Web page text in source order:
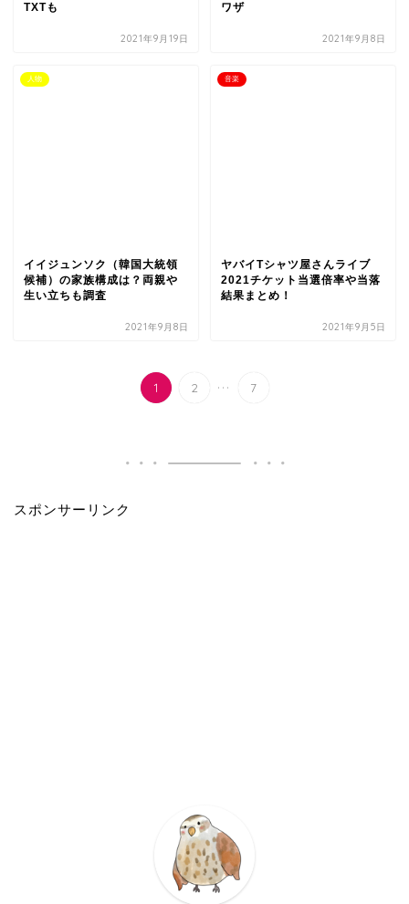
TXTも
2021年9月19日
ワザ
2021年9月8日
人物
イイジュンソク（韓国大統領
候補）の家族構成は？両親や
生い立ちも調査
2021年9月8日
音楽
ヤバイTシャツ屋さんライブ
2021チケット当選倍率や当落
結果まとめ！
2021年9月5日
1 2 ... 7
スポンサーリンク